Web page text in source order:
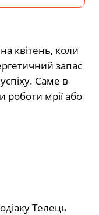
квітень, коли
запас
Саме в
роботи мрії або
Телець